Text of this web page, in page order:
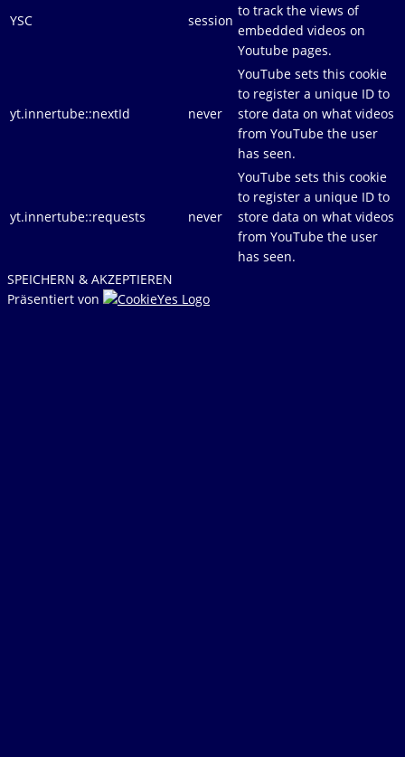
YSC session
to track the views of
embedded videos on
Youtube pages.
yt.innertube::nextId never
YouTube sets this cookie
to register a unique ID to
store data on what videos
from YouTube the user
has seen.
yt.innertube::requests never
YouTube sets this cookie
to register a unique ID to
store data on what videos
from YouTube the user
has seen.
SPEICHERN & AKZEPTIEREN
Präsentiert von